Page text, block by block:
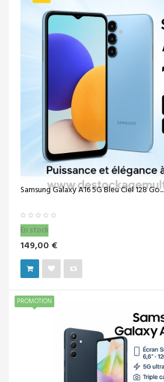
Samsung Galaxy A16 5G Bleu Ciel 128 Go...
En stock
149,00 €
PROMOTION